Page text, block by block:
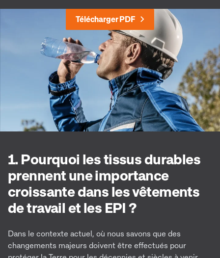
Télécharger PDF
1. Pourquoi les tissus durables
prennent une importance
croissante dans les vêtements
de travail et les EPI ?
Dans le contexte actuel, où nous savons que des
changements majeurs doivent être effectués pour